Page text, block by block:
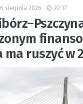
6 sierpnia 2026 22:17
ruszyć w